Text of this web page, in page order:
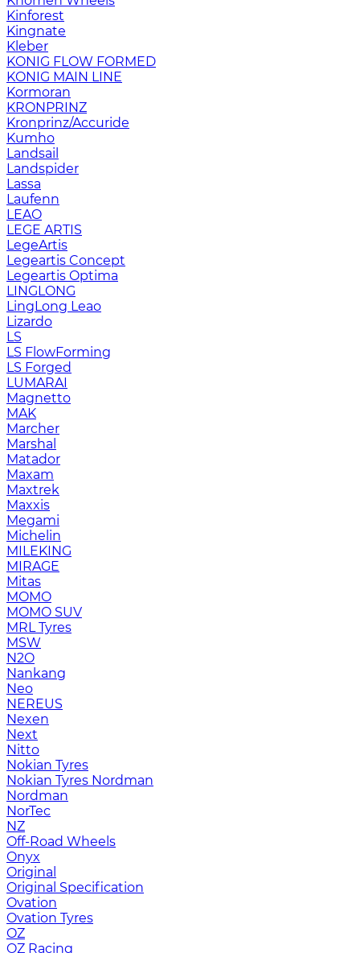
Kinforest
Kingnate
Kleber
KONIG FLOW FORMED
KONIG MAIN LINE
Kormoran
KRONPRINZ
Kronprinz/Accuride
Kumho
Landsail
Landspider
Lassa
Laufenn
LEAO
LEGE ARTIS
LegeArtis
Legeartis Concept
Legeartis Optima
LINGLONG
LingLong Leao
Lizardo
LS
LS FlowForming
LS Forged
LUMARAI
Magnetto
MAK
Marcher
Marshal
Matador
Maxam
Maxtrek
Maxxis
Megami
Michelin
MILEKING
MIRAGE
Mitas
MOMO
MOMO SUV
MRL Tyres
MSW
N2O
Nankang
Neo
NEREUS
Nexen
Next
Nitto
Nokian Tyres
Nokian Tyres Nordman
Nordman
NorTec
NZ
Off-Road Wheels
Onyx
Original
Original Specification
Ovation
Ovation Tyres
OZ
OZ Racing